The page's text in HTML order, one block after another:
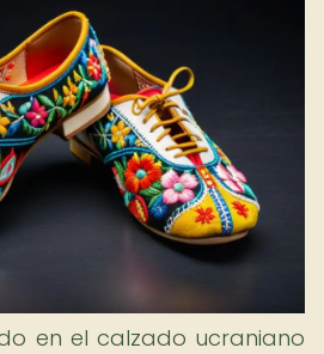
en el calzado ucraniano